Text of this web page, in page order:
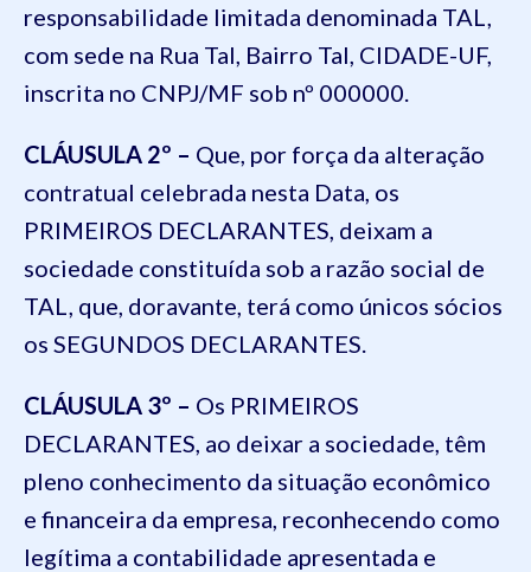
responsabilidade limitada denominada TAL,
com sede na Rua Tal, Bairro Tal, CIDADE-UF,
inscrita no CNPJ/MF sob nº 000000.
CLÁUSULA 2º – Que, por força da alteração
contratual celebrada nesta Data, os
PRIMEIROS DECLARANTES, deixam a
sociedade constituída sob a razão social de
TAL, que, doravante, terá como únicos sócios
os SEGUNDOS DECLARANTES.
CLÁUSULA 3º – Os PRIMEIROS
DECLARANTES, ao deixar a sociedade, têm
pleno conhecimento da situação econômico
e financeira da empresa, reconhecendo como
legítima a contabilidade apresentada e